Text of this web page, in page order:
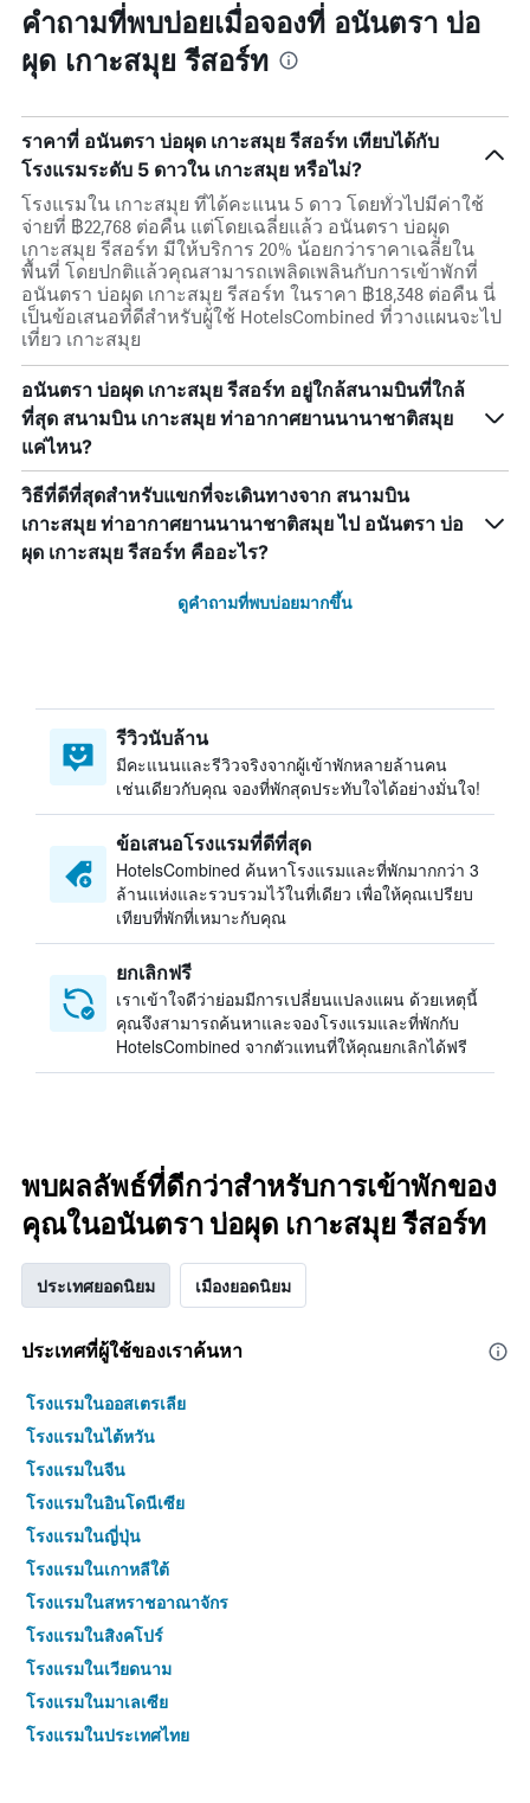
คำถามที่พบบ่อยเมื่อจองที่ อนันตรา บ่อ
ผุด เกาะสมุย รีสอร์ท
ราคาที่ อนันตรา บ่อผุด เกาะสมุย รีสอร์ท เทียบได้กับ
โรงแรมระดับ 5 ดาวใน เกาะสมุย หรือไม่?
โรงแรมใน เกาะสมุย ที่ได้คะแนน 5 ดาว โดยทั่วไปมีค่าใช้
จ่ายที่ ฿22,768 ต่อคืน แต่โดยเฉลี่ยแล้ว อนันตรา บ่อผุด
เกาะสมุย รีสอร์ท มีให้บริการ 20% น้อยกว่าราคาเฉลี่ยใน
พื้นที่ โดยปกติแล้วคุณสามารถเพลิดเพลินกับการเข้าพักที่
อนันตรา บ่อผุด เกาะสมุย รีสอร์ท ในราคา ฿18,348 ต่อคืน นี่
เป็นข้อเสนอที่ดีสำหรับผู้ใช้ HotelsCombined ที่วางแผนจะไป
เที่ยว เกาะสมุย
อนันตรา บ่อผุด เกาะสมุย รีสอร์ท อยู่ใกล้สนามบินที่ใกล้
ที่สุด สนามบิน เกาะสมุย ท่าอากาศยานนานาชาติสมุย
แค่ไหน?
วิธีที่ดีที่สุดสำหรับแขกที่จะเดินทางจาก สนามบิน
เกาะสมุย ท่าอากาศยานนานาชาติสมุย ไป อนันตรา บ่อ
ผุด เกาะสมุย รีสอร์ท คืออะไร?
ดูคำถามที่พบบ่อยมากขึ้น
รีวิวนับล้าน
มีคะแนนและรีวิวจริงจากผู้เข้าพักหลายล้านคน
เช่นเดียวกับคุณ จองที่พักสุดประทับใจได้อย่างมั่นใจ!
ข้อเสนอโรงแรมที่ดีที่สุด
HotelsCombined ค้นหาโรงแรมและที่พักมากกว่า 3
ล้านแห่งและรวบรวมไว้ในที่เดียว เพื่อให้คุณเปรียบ
เทียบที่พักที่เหมาะกับคุณ
ยกเลิกฟรี
เราเข้าใจดีว่าย่อมมีการเปลี่ยนแปลงแผน ด้วยเหตุนี้
คุณจึงสามารถค้นหาและจองโรงแรมและที่พักกับ
HotelsCombined จากตัวแทนที่ให้คุณยกเลิกได้ฟรี
พบผลลัพธ์ที่ดีกว่าสำหรับการเข้าพักของ
คุณในอนันตรา บ่อผุด เกาะสมุย รีสอร์ท
ประเทศยอดนิยม เมืองยอดนิยม
ประเทศที่ผู้ใช้ของเราค้นหา
โรงแรมในออสเตรเลีย
โรงแรมในไต้หวัน
โรงแรมในจีน
โรงแรมในอินโดนีเซีย
โรงแรมในญี่ปุ่น
โรงแรมในเกาหลีใต้
โรงแรมในสหราชอาณาจักร
โรงแรมในสิงคโปร์
โรงแรมในเวียดนาม
โรงแรมในมาเลเซีย
โรงแรมในประเทศไทย